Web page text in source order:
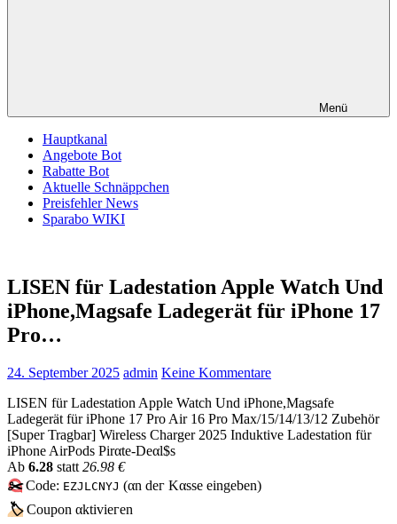
Menü
Hauptkanal
Angebote Bot
Rabatte Bot
Aktuelle Schnäppchen
Preisfehler News
Sparabo WIKI
LISEN für Ladestation Apple Watch Und
iPhone,Magsafe Ladegerät für iPhone 17
Pro…
24. September 2025 admin Keine Kommentare
LISEN für Ladestation Apple Watch Und iPhone,Magsafe
Ladegerät für iPhone 17 Pro Air 16 Pro Max/15/14/13/12 Zubehör
[Super Tragbar] Wireless Charger 2025 Induktive Ladestation für
iPhone AirPods Pirαtе-Dеαl$s
Аb 6.28 statt 26.98 €
✂️Code: EZJLCNYJ (αn dег Kαssе еingеbеn)
🏷Сοuрοn αktiviегеn